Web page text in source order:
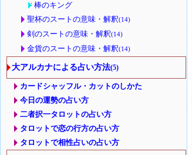
棒のキング
聖杯のスートの意味・解釈(14)
剣のスートの意味・解釈(14)
金貨のスートの意味・解釈(14)
大アルカナによる占い方法(5)
カードシャッフル・カットのしかた
今日の運勢の占い方
二者択一タロットの占い方
タロットで恋の行方の占い方
タロットで相性占いの占い方